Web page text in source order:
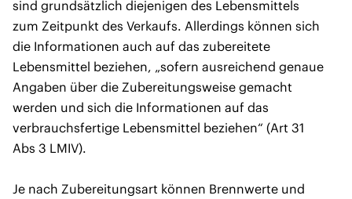
sind grundsätzlich diejenigen des Lebensmittels
zum Zeitpunkt des Verkaufs. Allerdings können sich
die Informationen auch auf das zubereitete
Lebensmittel beziehen, „sofern ausreichend genaue
Angaben über die Zubereitungsweise gemacht
werden und sich die Informationen auf das
verbrauchsfertige Lebensmittel beziehen“ (Art 31
Abs 3 LMIV).
Je nach Zubereitungsart können Brennwerte und